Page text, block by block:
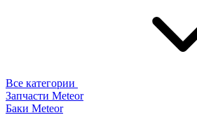
Все категории
Запчасти Meteor
Баки Meteor